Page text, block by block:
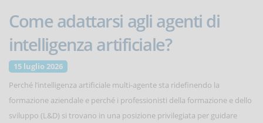
Come adattarsi agli agenti di
intelligenza artificiale?
15 luglio 2026
Perché l’intelligenza artificiale multi-agente sta ridefinendo la
formazione aziendale e perché i professionisti della formazione e dello
sviluppo (L&D) si trovano in una posizione privilegiata per guidare